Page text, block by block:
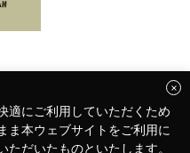
適にご利用していただくため
ま本ウェブサイトをご利用に
だいたものといたします。